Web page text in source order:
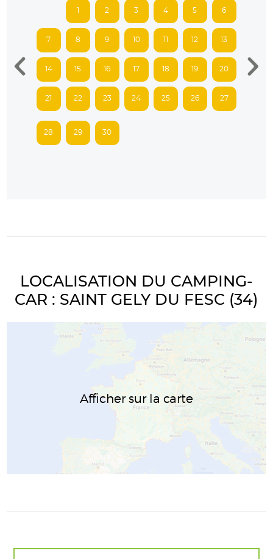
1 2 3 4 5 6
7 8 9 10 11 12 13
14 15 16 17 18 19 20
21 22 23 24 25 26 27
28 29 30
LOCALISATION DU CAMPING-
CAR : SAINT GELY DU FESC (34)
Afficher sur la carte